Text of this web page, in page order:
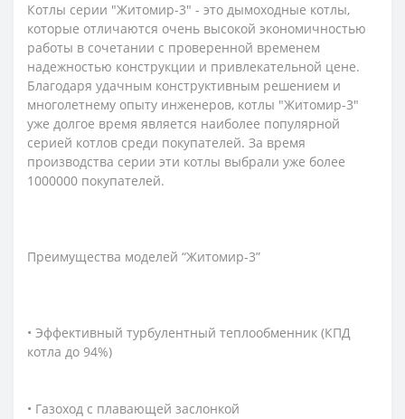
Котлы серии "Житомир-3" - это дымоходные котлы,
которые отличаются очень высокой экономичностью
работы в сочетании с проверенной временем
надежностью конструкции и привлекательной цене.
Благодаря удачным конструктивным решением и
многолетнему опыту инженеров, котлы "Житомир-3"
уже долгое время является наиболее популярной
серией котлов среди покупателей. За время
производства серии эти котлы выбрали уже более
1000000 покупателей.
Преимущества моделей “Житомир-3”
• Эффективный турбулентный теплообменник (КПД
котла до 94%)
• Газоход с плавающей заслонкой